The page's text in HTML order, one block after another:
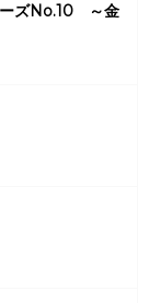
ズNo.10 ～金